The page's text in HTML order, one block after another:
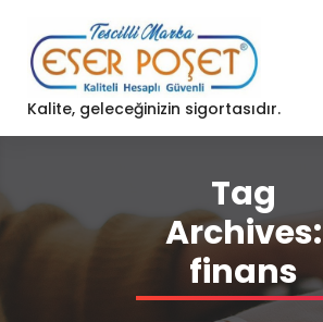
content
Kalite, geleceğinizin sigortasıdır.
Tag
Archives:
finans